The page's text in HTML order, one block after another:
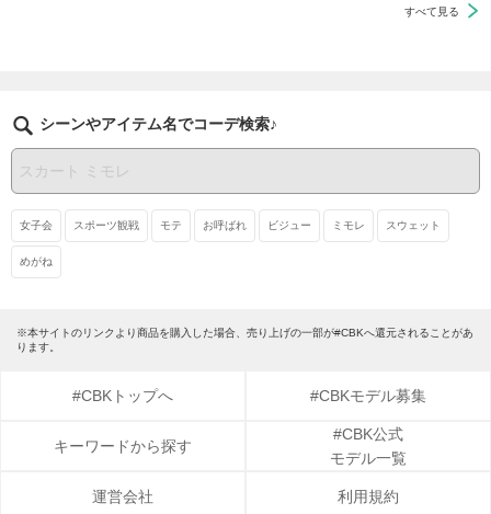
すべて見る
シーンやアイテム名でコーデ検索♪
女子会 スポーツ観戦 モテ お呼ばれ ビジュー ミモレ スウェット
めがね
※本サイトのリンクより商品を購入した場合、売り上げの一部が#CBKへ還元されることがあ
ります。
#CBKトップへ #CBKモデル募集
キーワードから探す
#CBK公式
モデル一覧
運営会社 利用規約